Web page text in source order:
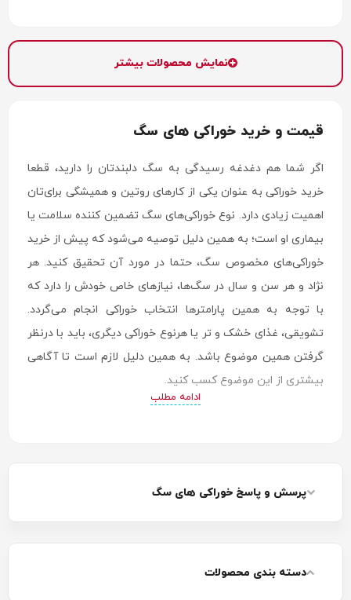
نمایش محصولات بیشتر
قیمت و خرید خوراکی های سگ
اگر شما هم دغدغه رسیدگی به سگ دلبندتان را دارید، قطعا
خرید خوراکی به عنوان یکی از کارهای روتین و همیشگی برای‌تان
اهمیت زیادی دارد. نوع خوراکی‌های سگ تضمین کننده سلامت یا
بیماری او است؛ به همین دلیل توصیه می‌شود که پیش از خرید
خوراکی‌های مخصوص سگ، حتما در مورد آن تحقیق کنید. هر
نژاد و هر سن و سال در سگ‌ها، نیازهای خاص خودش را دارد که
با توجه به همین پارامترها انتخاب خوراکی انجام می‌گردد.
تشویقی، غذای خشک و تر یا هرنوع خوراکی دیگری، باید با درنظر
گرفتن همین موضوع باشد. به همین دلیل لازم است تا آگاهی
بیشتری از این موضوع کسب کنید.
ادامه مطلب
پرسش و پاسخ خوراکی های سگ
دسته بندی محصولات